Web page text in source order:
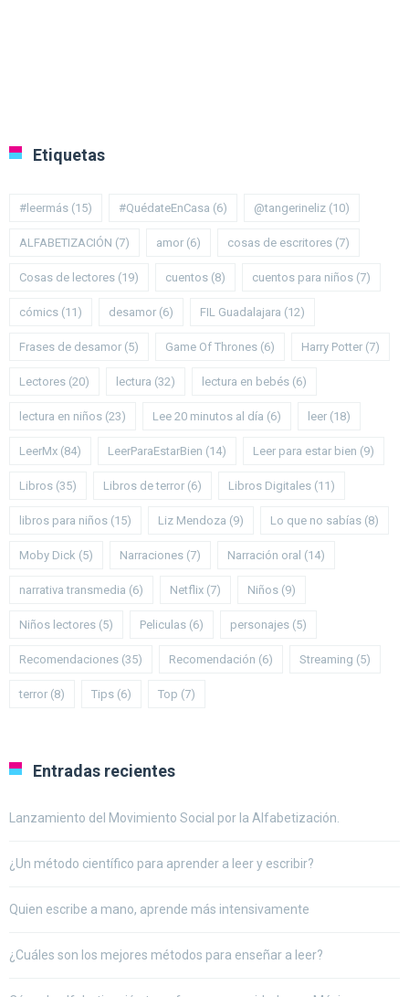
Etiquetas
#leermás (15) #QuédateEnCasa (6) @tangerineliz (10)
ALFABETIZACIÓN (7) amor (6) cosas de escritores (7)
Cosas de lectores (19) cuentos (8) cuentos para niños (7)
cómics (11) desamor (6) FIL Guadalajara (12)
Frases de desamor (5) Game Of Thrones (6) Harry Potter (7)
Lectores (20) lectura (32) lectura en bebés (6)
lectura en niños (23) Lee 20 minutos al día (6) leer (18)
LeerMx (84) LeerParaEstarBien (14) Leer para estar bien (9)
Libros (35) Libros de terror (6) Libros Digitales (11)
libros para niños (15) Liz Mendoza (9) Lo que no sabías (8)
Moby Dick (5) Narraciones (7) Narración oral (14)
narrativa transmedia (6) Netflix (7) Niños (9)
Niños lectores (5) Peliculas (6) personajes (5)
Recomendaciones (35) Recomendación (6) Streaming (5)
terror (8) Tips (6) Top (7)
Entradas recientes
Lanzamiento del Movimiento Social por la Alfabetización.
¿Un método científico para aprender a leer y escribir?
Quien escribe a mano, aprende más intensivamente
¿Cuáles son los mejores métodos para enseñar a leer?